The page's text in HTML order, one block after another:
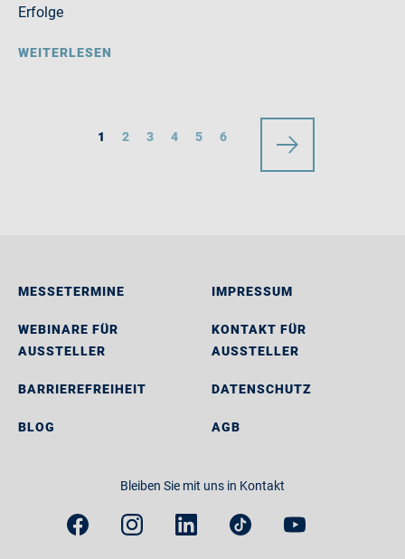
Erfolge
WEITERLESEN
1 2 3 4 5 6
MESSETERMINE
WEBINARE FÜR
AUSSTELLER
BARRIEREFREIHEIT
BLOG
IMPRESSUM
KONTAKT FÜR
AUSSTELLER
DATENSCHUTZ
AGB
Bleiben Sie mit uns in Kontakt